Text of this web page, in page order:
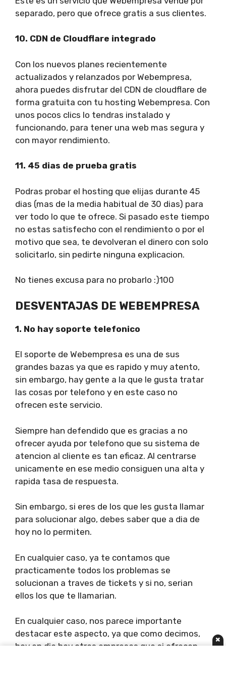
separado, pero que ofrece gratis a sus clientes.
10. CDN de Cloudflare integrado
Con los nuevos planes recientemente
actualizados y relanzados por Webempresa,
ahora puedes disfrutar del CDN de cloudflare de
forma gratuita con tu hosting Webempresa. Con
unos pocos clics lo tendras instalado y
funcionando, para tener una web mas segura y
con mayor rendimiento.
11. 45 dias de prueba gratis
Podras probar el hosting que elijas durante 45
dias (mas de la media habitual de 30 dias) para
ver todo lo que te ofrece. Si pasado este tiempo
no estas satisfecho con el rendimiento o por el
motivo que sea, te devolveran el dinero con solo
solicitarlo, sin pedirte ninguna explicacion.
No tienes excusa para no probarlo :)100
DESVENTAJAS DE WEBEMPRESA
1. No hay soporte telefonico
El soporte de Webempresa es una de sus
grandes bazas ya que es rapido y muy atento,
sin embargo, hay gente a la que le gusta tratar
las cosas por telefono y en este caso no
ofrecen este servicio.
Siempre han defendido que es gracias a no
ofrecer ayuda por telefono que su sistema de
atencion al cliente es tan eficaz. Al centrarse
unicamente en ese medio consiguen una alta y
rapida tasa de respuesta.
Sin embargo, si eres de los que les gusta llamar
para solucionar algo, debes saber que a dia de
hoy no lo permiten.
En cualquier caso, ya te contamos que
practicamente todos los problemas se
solucionan a traves de tickets y si no, serian
ellos los que te llamarian.
En cualquier caso, nos parece importante
destacar este aspecto, ya que como decimos,
hoy en dia hay otras empresas que si ofrecen
×